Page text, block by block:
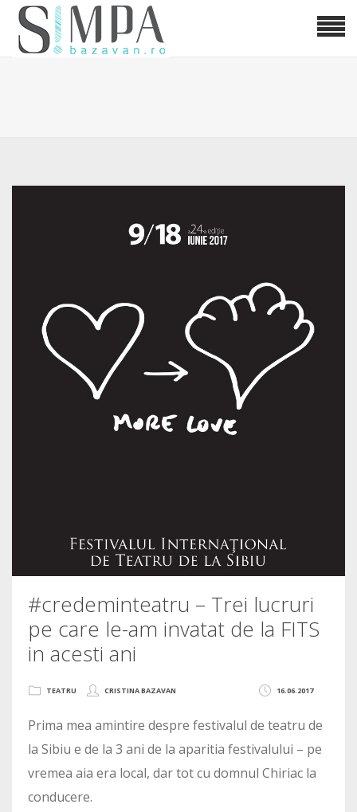
#credeminteatru – Trei lucruri
pe care le-am invatat de la FITS
in acesti ani
16.06.2017
TEATRU CRISTINA BAZAVAN
Prima mea amintire despre festivalul de teatru de
la Sibiu e de la 3 ani de la aparitia festivalului – pe
vremea aia era local, dar tot cu domnul Chiriac la
conducere.